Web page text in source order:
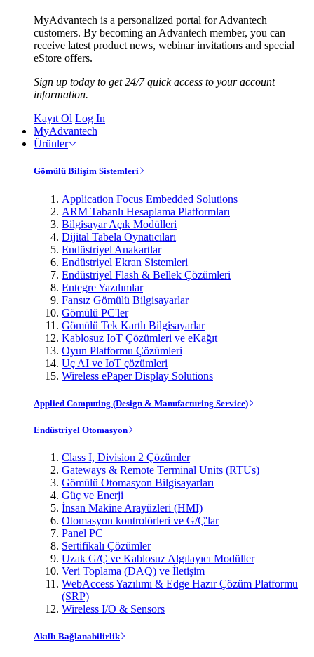
MyAdvantech is a personalized portal for Advantech
customers. By becoming an Advantech member, you can
receive latest product news, webinar invitations and special
eStore offers.
Sign up today to get 24/7 quick access to your account
information.
Kayıt Ol Log In
MyAdvantech
Ürünler
Gömülü Bilişim Sistemleri
Application Focus Embedded Solutions
ARM Tabanlı Hesaplama Platformları
Bilgisayar Açık Modülleri
Dijital Tabela Oynatıcıları
Endüstriyel Anakartlar
Endüstriyel Ekran Sistemleri
Endüstriyel Flash & Bellek Çözümleri
Entegre Yazılımlar
Fansız Gömülü Bilgisayarlar
Gömülü PC'ler
Gömülü Tek Kartlı Bilgisayarlar
Kablosuz IoT Çözümleri ve eKağıt
Oyun Platformu Çözümleri
Uç AI ve IoT çözümleri
Wireless ePaper Display Solutions
Applied Computing (Design & Manufacturing Service)
Endüstriyel Otomasyon
Class I, Division 2 Çözümler
Gateways & Remote Terminal Units (RTUs)
Gömülü Otomasyon Bilgisayarları
Güç ve Enerji
İnsan Makine Arayüzleri (HMI)
Otomasyon kontrolörleri ve G/Ç'lar
Panel PC
Sertifikalı Çözümler
Uzak G/Ç ve Kablosuz Algılayıcı Modüller
Veri Toplama (DAQ) ve İletişim
WebAccess Yazılımı & Edge Hazır Çözüm Platformu
(SRP)
Wireless I/O & Sensors
Akıllı Bağlanabilirlik